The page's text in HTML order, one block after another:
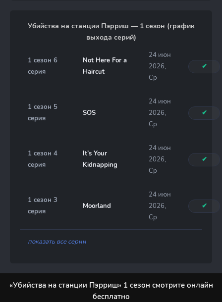
Убийства на станции Пэрриш — 1 сезон (график
выхода серий)
1 сезон 6
серия
Not Here For a
Haircut
24 июн
2026,
Ср
✔
1 сезон 5
серия
SOS
24 июн
2026,
Ср
✔
1 сезон 4
серия
It’s Your
Kidnapping
24 июн
2026,
Ср
✔
1 сезон 3
серия
Moorland
24 июн
2026,
Ср
✔
показать все серии
«Убийства на станции Пэрриш» 1 сезон смотрите онлайн
бесплатно